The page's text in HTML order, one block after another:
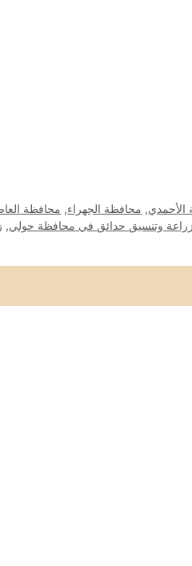
الأحمدي, محافظة الجهراء, محافظة
زراعة وتنسيق حدائق في محافظة حولي,